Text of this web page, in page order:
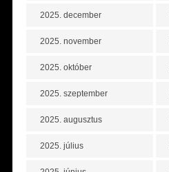
2025. december
2025. november
2025. október
2025. szeptember
2025. augusztus
2025. július